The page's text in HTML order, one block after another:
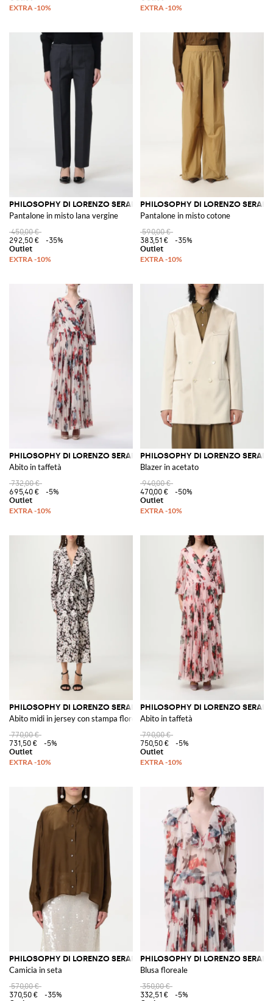
PHILOSOPHY DI LORENZO SERAFINI
Pantalone in misto lana vergine
450,00 €
292,50 €
-35%
PHILOSOPHY DI LORENZO
Pantalone in misto cotone
590,00 €
383,51 €
-35%
PHILOSOPHY DI LORENZO SERAFINI
Abito in taffetà
732,00 €
695,40 €
-5%
PHILOSOPHY DI LORENZO
Blazer in acetato
940,00 €
470,00 €
-50%
PHILOSOPHY DI LORENZO SERAFINI
Abito midi in jersey con stampa floreale
770,00 €
731,50 €
-5%
PHILOSOPHY DI LORENZO
Abito in taffetà
790,00 €
750,50 €
-5%
PHILOSOPHY DI LORENZO SERAFINI
Camicia in seta
570,00 €
370,50 €
-35%
PHILOSOPHY DI LORENZO
Blusa floreale
350,00 €
332,51 €
-5%